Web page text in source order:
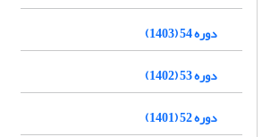
دوره 54 (1403)
دوره 53 (1402)
دوره 52 (1401)